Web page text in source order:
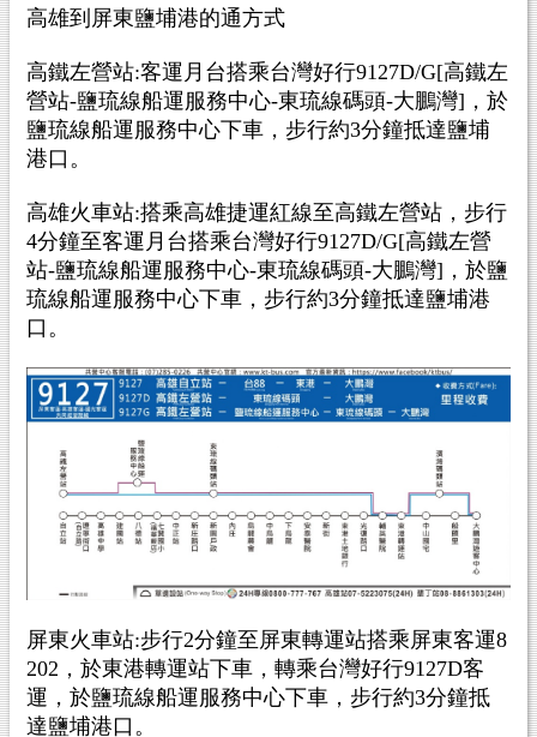
高雄到屏東鹽埔港的通方式
高鐵左營站:客運月台搭乘台灣好行9127D/G[高鐵左
營站-鹽琉線船運服務中心-東琉線碼頭-大鵬灣]，於
鹽琉線船運服務中心下車，步行約3分鐘抵達鹽埔
港口。
高雄火車站:搭乘高雄捷運紅線至高鐵左營站，步行
4分鐘至客運月台搭乘台灣好行9127D/G[高鐵左營
站-鹽琉線船運服務中心-東琉線碼頭-大鵬灣]，於鹽
琉線船運服務中心下車，步行約3分鐘抵達鹽埔港
口。
屏東火車站:步行2分鐘至屏東轉運站搭乘屏東客運8
202，於東港轉運站下車，轉乘台灣好行9127D客
運，於鹽琉線船運服務中心下車，步行約3分鐘抵
達鹽埔港口。